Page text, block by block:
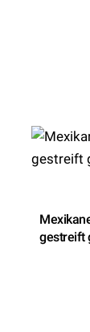
gestreift